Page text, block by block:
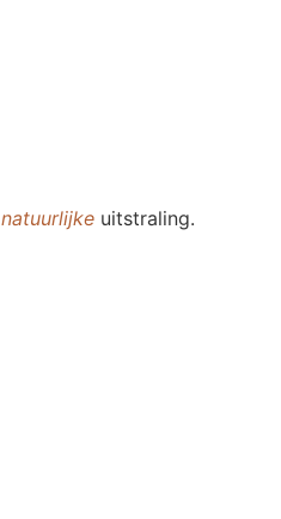
natuurlijke uitstraling.